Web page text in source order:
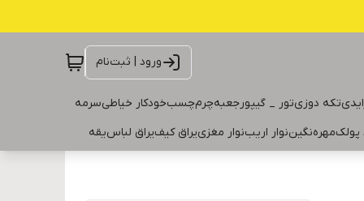
ورود | ثبت‌نام
تکه دوزیتور _ گیپورجعبهچرمچسبخودکار خیاطیسرمه
پولکمهرهنگیننوار اریبنوار مغزییراق کیفیراق لباسیقه